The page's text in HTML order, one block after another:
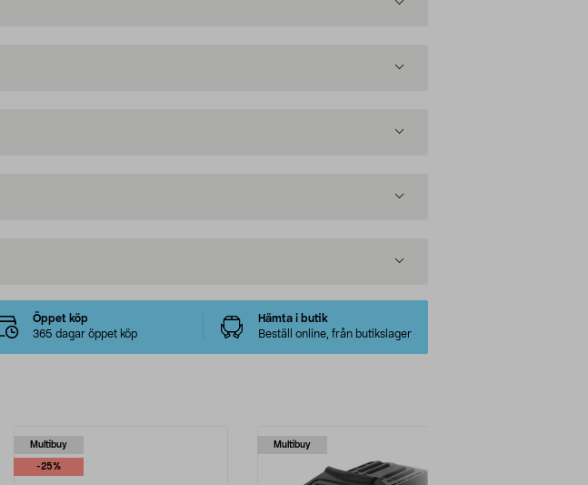
Öppet köp
365 dagar öppet köp
Hämta i butik
Beställ online, från butikslager
Multibuy
-25%
Multibuy